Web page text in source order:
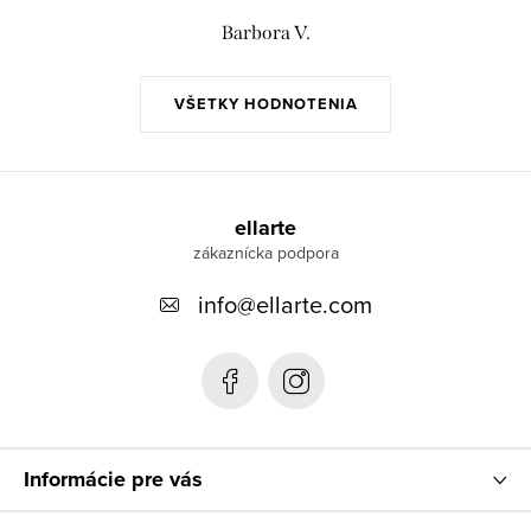
VŠETKY HODNOTENIA
Barbora V.
ellarte
info@ellarte.com
Informácie pre vás